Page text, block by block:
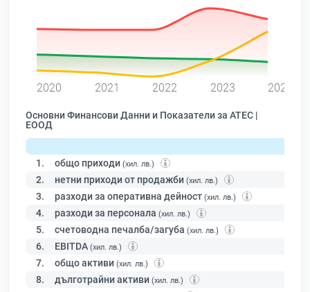
2020 2021 2022 2023 2024
Основни Финансови Данни и Показатели за АТЕС |
ЕООД
1. общо приходи (хил. лв.)
2. нетни приходи от продажби (хил. лв.)
3. разходи за оперативна дейност (хил. лв.)
4. разходи за персонала (хил. лв.)
5. счетоводна печалба/загуба (хил. лв.)
6. EBITDA (хил. лв.)
7. общо активи (хил. лв.)
8. дълготрайни активи (хил. лв.)